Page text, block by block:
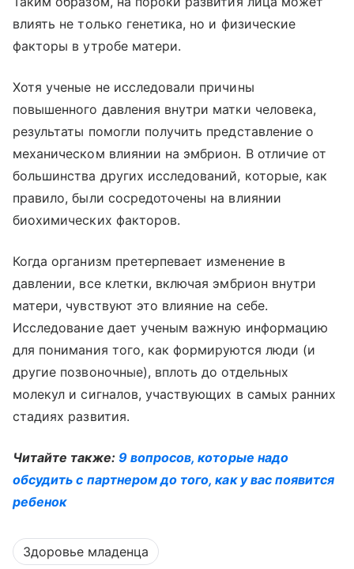
влиять не только генетика, но и физические
факторы в утробе матери.
Хотя ученые не исследовали причины
повышенного давления внутри матки человека,
результаты помогли получить представление о
механическом влиянии на эмбрион. В отличие от
большинства других исследований, которые, как
правило, были сосредоточены на влиянии
биохимических факторов.
Когда организм претерпевает изменение в
давлении, все клетки, включая эмбрион внутри
матери, чувствуют это влияние на себе.
Исследование дает ученым важную информацию
для понимания того, как формируются люди (и
другие позвоночные), вплоть до отдельных
молекул и сигналов, участвующих в самых ранних
стадиях развития.
Читайте также: 9 вопросов, которые надо
обсудить с партнером до того, как у вас появится
ребенок
Здоровье младенца